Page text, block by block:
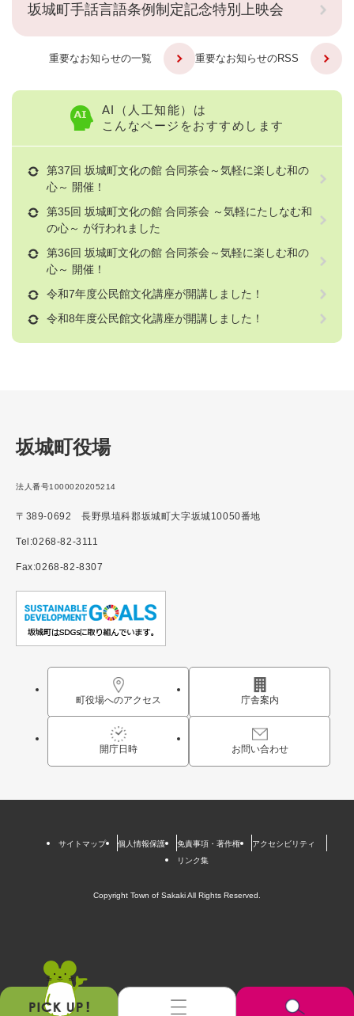
坂城町手話言語条例制定記念特別上映会
重要なお知らせの一覧 重要なお知らせのRSS
AI（人工知能）は
こんなページをおすすめします
第37回 坂城町文化の館 合同茶会～気軽に楽しむ和の
心～ 開催！
第35回 坂城町文化の館 合同茶会 ～気軽にたしなむ和
の心～ が行われました
第36回 坂城町文化の館 合同茶会～気軽に楽しむ和の
心～ 開催！
令和7年度公民館文化講座が開講しました！
令和8年度公民館文化講座が開講しました！
坂城町役場
法人番号1000020205214
〒389-0692 長野県埴科郡坂城町大字坂城10050番地
Tel:0268-82-3111
Fax:0268-82-8307
町役場へのアクセス 庁舎案内
開庁日時 お問い合わせ
サイトマップ 個人情報保護 免責事項・著作権
アクセシビリティ
リンク集
Copyright Town of Sakaki All Rights Reserved.